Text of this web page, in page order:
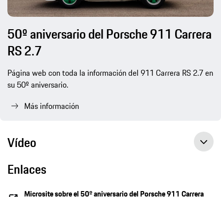
50º aniversario del Porsche 911 Carrera
RS 2.7
Página web con toda la información del 911 Carrera RS 2.7 en
su 50º aniversario.
Más información
Vídeo
Enlaces
Microsite sobre el 50º aniversario del Porsche 911 Carrera